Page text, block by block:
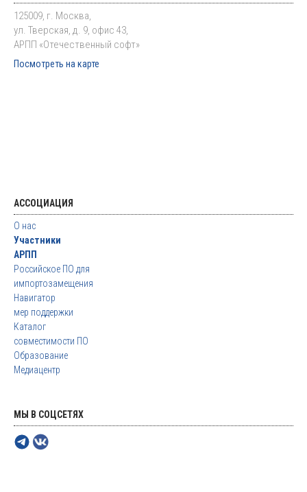
125009, г. Москва,
ул. Тверская, д. 9, офис 43,
АРПП «Отечественный софт»
Посмотреть на карте
АССОЦИАЦИЯ
О нас
Участники
АРПП
Российское ПО для
импортозамещения
Навигатор
мер поддержки
Каталог
совместимости ПО
Образование
Медиацентр
МЫ В СОЦСЕТЯХ